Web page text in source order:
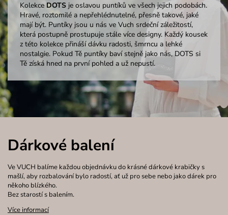
Kolekce DOTS je oslavou puntíků ve všech jejich podobách.
Hravé, roztomilé a nepřehlédnutelné, přesně takové, jaké
mají být. Puntíky jsou u nás ve Vuch srdeční záležitostí,
která postupně prostupuje stále více designy. Každý kousek
z této kolekce přináší dávku radosti, šmrncu a lehké
nostalgie. Pokud Tě puntíky baví stejně jako nás, DOTS si
Tě získá hned na první pohled a už nepustí.
Dárkové balení
Ve VUCH balíme každou objednávku do krásné dárkové krabičky s
mašlí, aby rozbalování bylo radostí, ať už pro sebe nebo jako dárek pro
někoho blízkého.
Bez starostí s balením.
Více informací